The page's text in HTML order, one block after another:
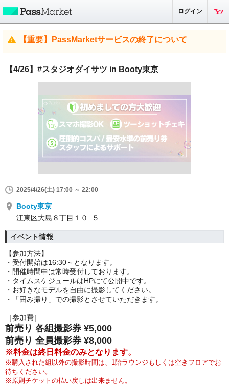
ログイン
【重要】PassMarketサービスの終了について
【4/26】#スタジオダイサツ in Booty東京
2025/4/26(土) 17:00 ～ 22:00
Booty東京
江東区大島８丁目１０−５
イベント情報
【参加方法】
・受付開始は16:30～となります。
・開催時間中は常時受付しております。
・タイムスケジュールはHPにて公開中です。
・お好きなモデルを自由に撮影してください。
・「囲み撮り」での撮影とさせていただきます。
［参加費］
前売り 各組撮影券 ¥5,000
前売り 全員撮影券 ¥8,000
※料金は終日料金のみとなります。
※購入された組以外の撮影時間は、1階ラウンジもしくは空きフロアでお
待ちください。
※原則チケットの払い戻しは出来ません。